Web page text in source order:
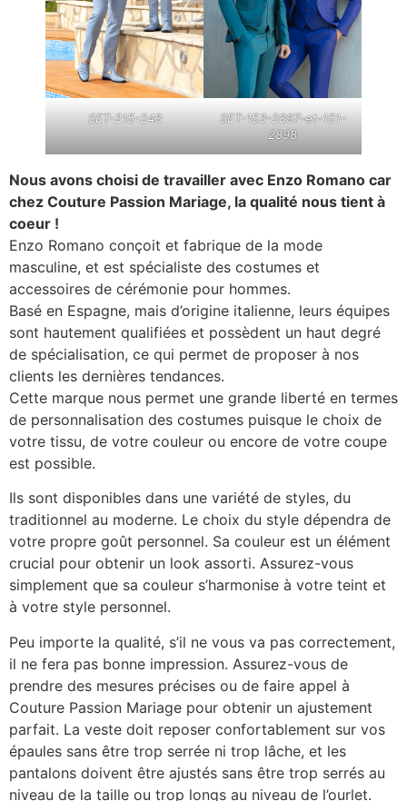
SET-215-248
SET-153-2897-et-151-
2898
Nous avons choisi de travailler avec Enzo Romano car
chez Couture Passion Mariage, la qualité nous tient à
coeur !
Enzo Romano conçoit et fabrique de la mode
masculine, et est spécialiste des costumes et
accessoires de cérémonie pour hommes.
Basé en Espagne, mais d’origine italienne, leurs équipes
sont hautement qualifiées et possèdent un haut degré
de spécialisation, ce qui permet de proposer à nos
clients les dernières tendances.
Cette marque nous permet une grande liberté en termes
de personnalisation des costumes puisque le choix de
votre tissu, de votre couleur ou encore de votre coupe
est possible.
Ils sont disponibles dans une variété de styles, du
traditionnel au moderne. Le choix du style dépendra de
votre propre goût personnel. Sa couleur est un élément
crucial pour obtenir un look assorti. Assurez-vous
simplement que sa couleur s’harmonise à votre teint et
à votre style personnel.
Peu importe la qualité, s’il ne vous va pas correctement,
il ne fera pas bonne impression. Assurez-vous de
prendre des mesures précises ou de faire appel à
Couture Passion Mariage pour obtenir un ajustement
parfait. La veste doit reposer confortablement sur vos
épaules sans être trop serrée ni trop lâche, et les
pantalons doivent être ajustés sans être trop serrés au
niveau de la taille ou trop longs au niveau de l’ourlet.